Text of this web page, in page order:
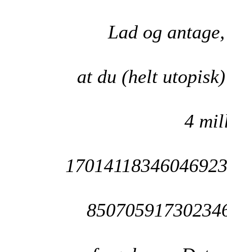
Lad og
at du (helt
4